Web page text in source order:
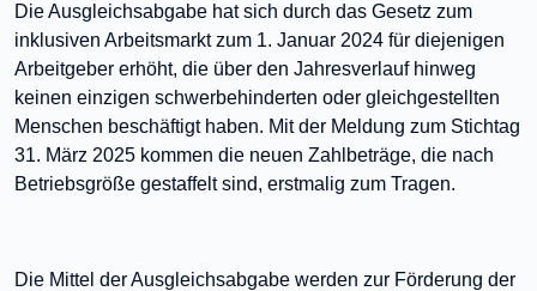
Die Ausgleichsabgabe hat sich durch das Gesetz zum
inklusiven Arbeitsmarkt zum 1. Januar 2024 für diejenigen
Arbeitgeber erhöht, die über den Jahresverlauf hinweg
keinen einzigen schwerbehinderten oder gleichgestellten
Menschen beschäftigt haben. Mit der Meldung zum Stichtag
31. März 2025 kommen die neuen Zahlbeträge, die nach
Betriebsgröße gestaffelt sind, erstmalig zum Tragen.
Die Mittel der Ausgleichsabgabe werden zur Förderung der